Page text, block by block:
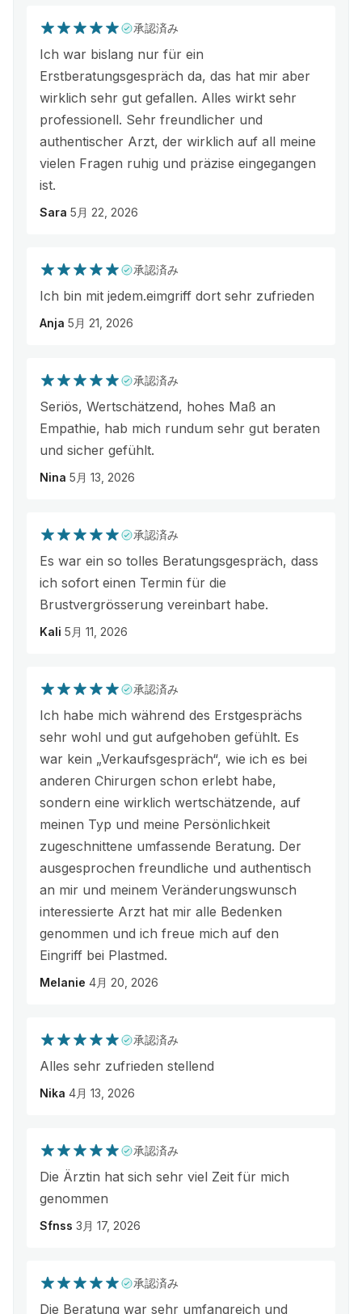
承認済み
Ich war bislang nur für ein
Erstberatungsgespräch da, das hat mir aber
wirklich sehr gut gefallen. Alles wirkt sehr
professionell. Sehr freundlicher und
authentischer Arzt, der wirklich auf all meine
vielen Fragen ruhig und präzise eingegangen
ist.
Sara 5月 22, 2026
承認済み
Ich bin mit jedem.eimgriff dort sehr zufrieden
Anja 5月 21, 2026
承認済み
Seriös, Wertschätzend, hohes Maß an
Empathie, hab mich rundum sehr gut beraten
und sicher gefühlt.
Nina 5月 13, 2026
承認済み
Es war ein so tolles Beratungsgespräch, dass
ich sofort einen Termin für die
Brustvergrösserung vereinbart habe.
Kali 5月 11, 2026
承認済み
Ich habe mich während des Erstgesprächs
sehr wohl und gut aufgehoben gefühlt. Es
war kein „Verkaufsgespräch“, wie ich es bei
anderen Chirurgen schon erlebt habe,
sondern eine wirklich wertschätzende, auf
meinen Typ und meine Persönlichkeit
zugeschnittene umfassende Beratung. Der
ausgesprochen freundliche und authentisch
an mir und meinem Veränderungswunsch
interessierte Arzt hat mir alle Bedenken
genommen und ich freue mich auf den
Eingriff bei Plastmed.
Melanie 4月 20, 2026
承認済み
Alles sehr zufrieden stellend
Nika 4月 13, 2026
承認済み
Die Ärztin hat sich sehr viel Zeit für mich
genommen
Sfnss 3月 17, 2026
承認済み
Die Beratung war sehr umfangreich und